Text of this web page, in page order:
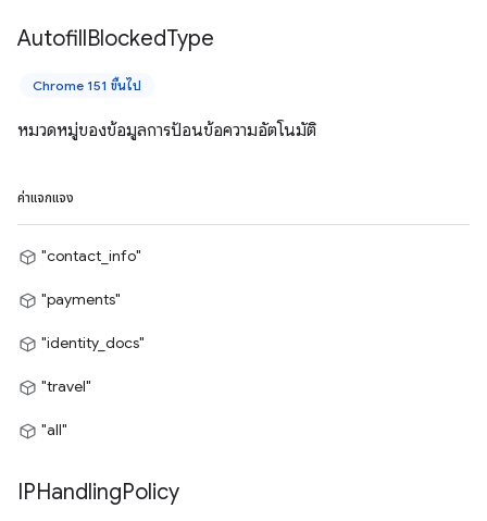
AutofillBlockedType
Chrome 151 ขึ้นไป
หมวดหมู่ของข้อมูลการป้อนข้อความอัตโนมัติ
ค่าแจกแจง
"contact_info"
"payments"
"identity_docs"
"travel"
"all"
IPHandlingPolicy